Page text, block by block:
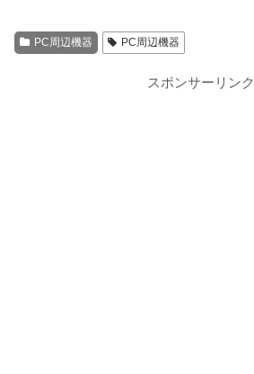
PC周辺機器 PC周辺機器
スポンサーリンク